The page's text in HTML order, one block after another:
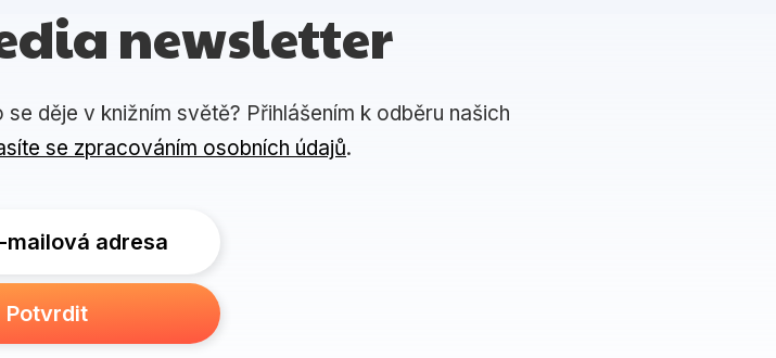
newsletter
děje v knižním světě? Přihlášením k odběru našich
se zpracováním osobních údajů.
mailová adresa
Potvrdit